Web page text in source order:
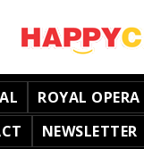
ROYAL
NEWSLETTER